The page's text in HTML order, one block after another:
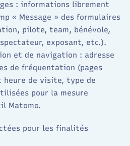
: informations librement
« Message » des formulaires
pilote, team, bénévole,
exposant, etc.).
et de navigation : adresse
de fréquentation (pages
heure de visite, type de
pour la mesure
Matomo.​
pour les finalités